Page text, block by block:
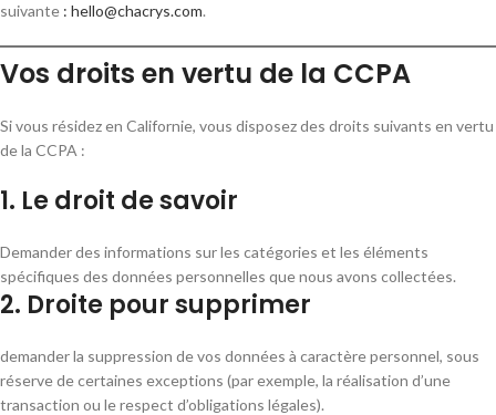
suivante : hello@chacrys.com.
Vos droits en vertu de la CCPA
Si vous résidez en Californie, vous disposez des droits suivants en vertu
de la CCPA :
1. Le droit de savoir
Demander des informations sur les catégories et les éléments
spécifiques des données personnelles que nous avons collectées.
2. Droite pour supprimer
demander la suppression de vos données à caractère personnel, sous
réserve de certaines exceptions (par exemple, la réalisation d’une
transaction ou le respect d’obligations légales).